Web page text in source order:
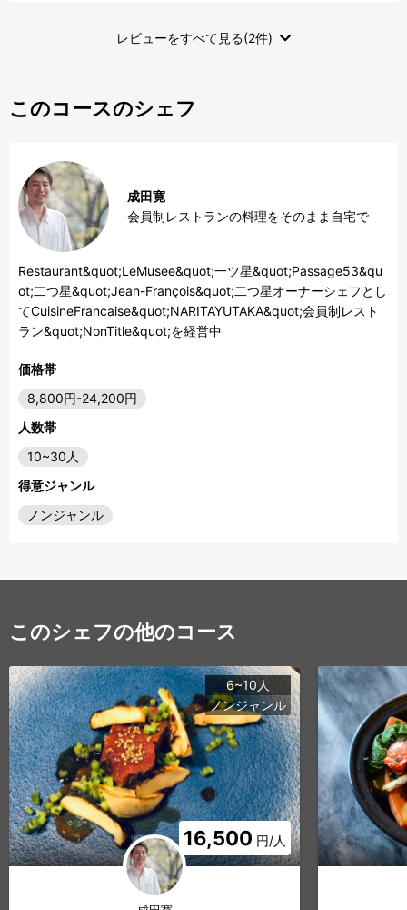
レビューをすべて見る(2件)
このコースのシェフ
成田寛
会員制レストランの料理をそのまま自宅で
Restaurant&quot;LeMusee&quot;一ツ星&quot;Passage53&qu
ot;二つ星&quot;Jean-François&quot;二つ星オーナーシェフとし
てCuisineFrancaise&quot;NARITAYUTAKA&quot;会員制レスト
ラン&quot;NonTitle&quot;を経営中
価格帯
8,800円-24,200円
人数帯
10~30人
得意ジャンル
ノンジャンル
このシェフの他のコース
16,500 円/人
6~10人
ノンジャンル